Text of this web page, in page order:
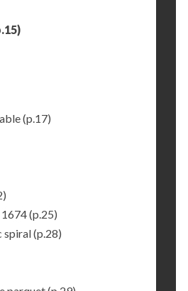
(p.17)
1674(p.25)
spiral(p.28)